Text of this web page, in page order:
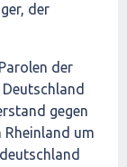
der
der
gegen
um